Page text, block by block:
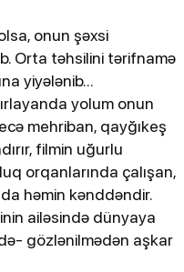
onun şəxsi
Orta təhsilini tərifnamə
yiyələnib...
yolum onun
mehriban, qayğıkeş
filmin uğurlu
orqanlarında çalışan,
həmin kənddəndir.
ailəsində dünyaya
gözlənilmədən aşkar